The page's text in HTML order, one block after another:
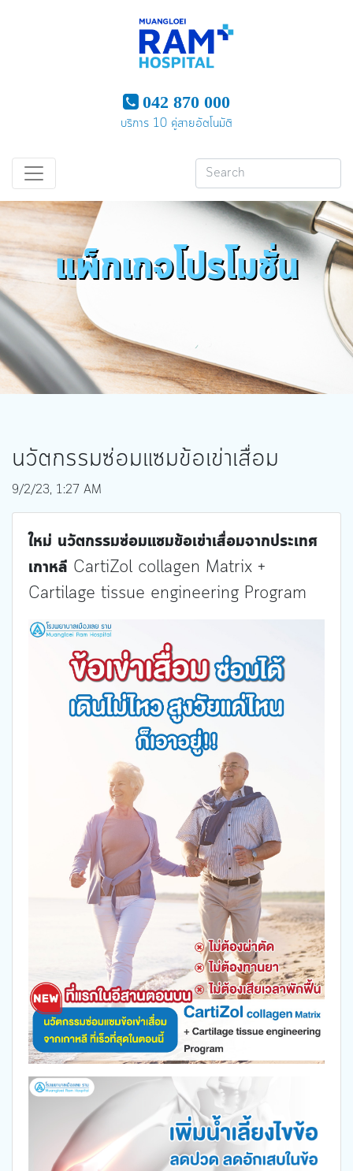
042 870 000
บริการ 10 คู่สายอัตโนมัติ
แพ็กเกจโปรโมชั่น
นวัตกรรมซ่อมแซมข้อเข่าเสื่อม
9/2/23, 1:27 AM
ใหม่ นวัตกรรมซ่อมแซมข้อเข่าเสื่อมจากประเทศ
เกาหลี CartiZol collagen Matrix +
Cartilage tissue engineering Program